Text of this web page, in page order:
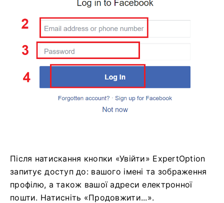
Після натискання кнопки «Увійти» ExpertOption
запитує доступ до: вашого імені та зображення
профілю, а також вашої адреси електронної
пошти. Натисніть «Продовжити...».